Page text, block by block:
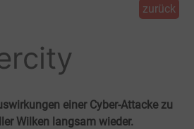
zurück
einer Cyber-Attacke zu
Wilken langsam wieder.